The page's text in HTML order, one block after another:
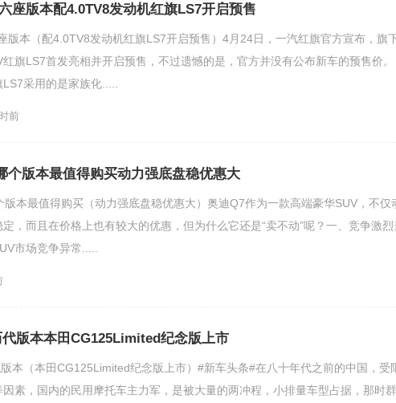
座版本配4.0TV8发动机红旗LS7开启预售
版本（配4.0TV8发动机红旗LS7开启预售）4月24日，一汽红旗官方宣布，旗
旗LS7首发亮相并开启预售，不过遗憾的是，官方并没有公布新车的预售价。
采用的是家族化.....
前
个版本最值得购买动力强底盘稳优惠大
版本最值得购买（动力强底盘稳优惠大）奥迪Q7作为一款高端豪华SUV，不仅
，而且在价格上也有较大的优惠，但为什么它还是“卖不动”呢？一、竞争激烈
市场竞争异常.....
版本本田CG125Limited纪念版上市
本（本田CG125Limited纪念版上市）#新车头条#在八十年代之前的中国，受
素，国内的民用摩托车主力军，是被大量的两冲程，小排量车型占据，那时群